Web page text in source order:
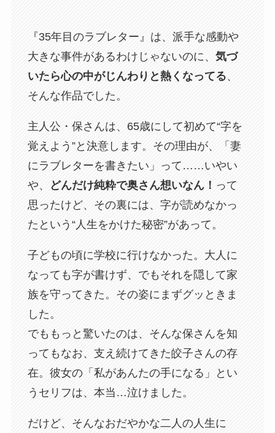
『35年目のラブレター』は、派手な感動や
大きな事件があるわけじゃないのに、 気づ
いたら心の中がじんわりと熱くなってる、
そんな作品でした。
主人公・保さんは、65歳にして初めて“字を
覚えよう”と決意します。その理由が、「妻
にラブレターを書きたい」って……いやい
や、
どんだけ純粋で奥さん想いなん！ って
思ったけど、その裏には、字が読めなかっ
たという“人生をかけた秘密”があって。
子どもの頃に学校に行けなかった。大人に
なっても字が書けず、でもそれを隠して家
族を守ってきた。その姿にまずグッときま
した。
でももっと驚いたのは、そんな保さんを知
ってもなお、支え続けてきた皎子さんの存
在。彼女の「私があんたの手になる」とい
うセリフは、本当…泣けました。
だけど、そんなおだやかな二人の人生に